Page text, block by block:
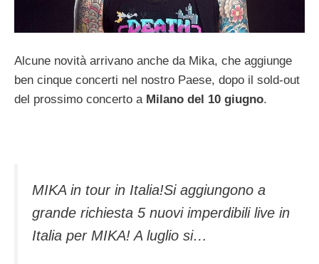
Alcune novità arrivano anche da Mika, che aggiunge
ben cinque concerti nel nostro Paese, dopo il sold-out
del prossimo concerto a Milano del 10 giugno.
MIKA in tour in Italia!Si aggiungono a
grande richiesta 5 nuovi imperdibili live in
Italia per MIKA! A luglio si…